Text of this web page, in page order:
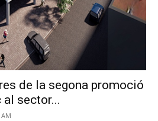
de la segona promoció
al sector...